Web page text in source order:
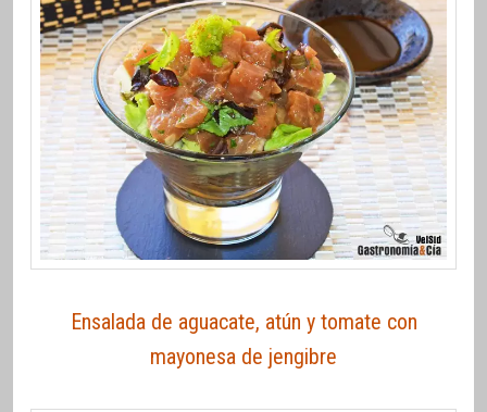
Ensalada de aguacate, atún y tomate con
mayonesa de jengibre